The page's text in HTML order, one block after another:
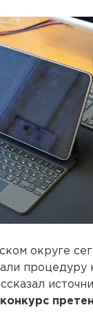
округе
процедуру